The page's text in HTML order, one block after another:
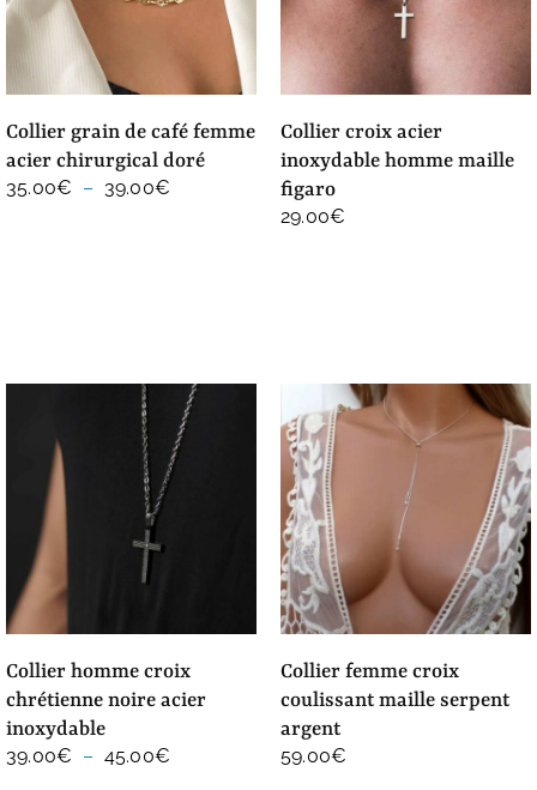
collier grain de café femme
acier chirurgical doré
35.00€ – 39.00€
collier croix acier
inoxydable homme maille
figaro
29.00€
collier homme croix
chrétienne noire acier
inoxydable
39.00€ – 45.00€
collier femme croix
coulissant maille serpent
argent
59.00€